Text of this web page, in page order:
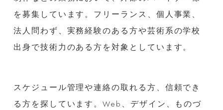
を募集しています。フリーランス、個人事業、
法人問わず、実務経験のある方や芸術系の学校
出身で技術力のある方を対象としています。
スケジュール管理や連絡の取れる方、信頼でき
る方を探しています。Web、デザイン、ものづ